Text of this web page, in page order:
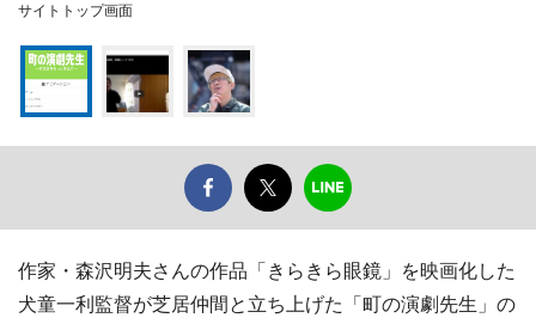
サイトトップ画面
作家・森沢明夫さんの作品「きらきら眼鏡」を映画化した
犬童一利監督が芝居仲間と立ち上げた「町の演劇先生」の